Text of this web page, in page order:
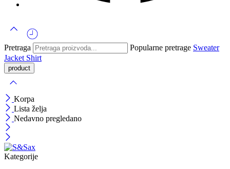
Pretraga Popularne pretrage Sweater
Jacket Shirt
Korpa
Lista želja
Nedavno pregledano
Kategorije